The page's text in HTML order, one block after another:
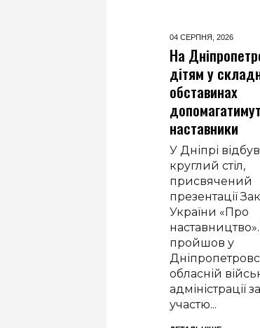
04 СЕРПНЯ, 2026
На
дітям у
обставинах
наставники
У Дніпрі
круглий стіл,
присвячений
презентації
України «Про
наставництво».
пройшов у
обласній
адміністрації за
участю...